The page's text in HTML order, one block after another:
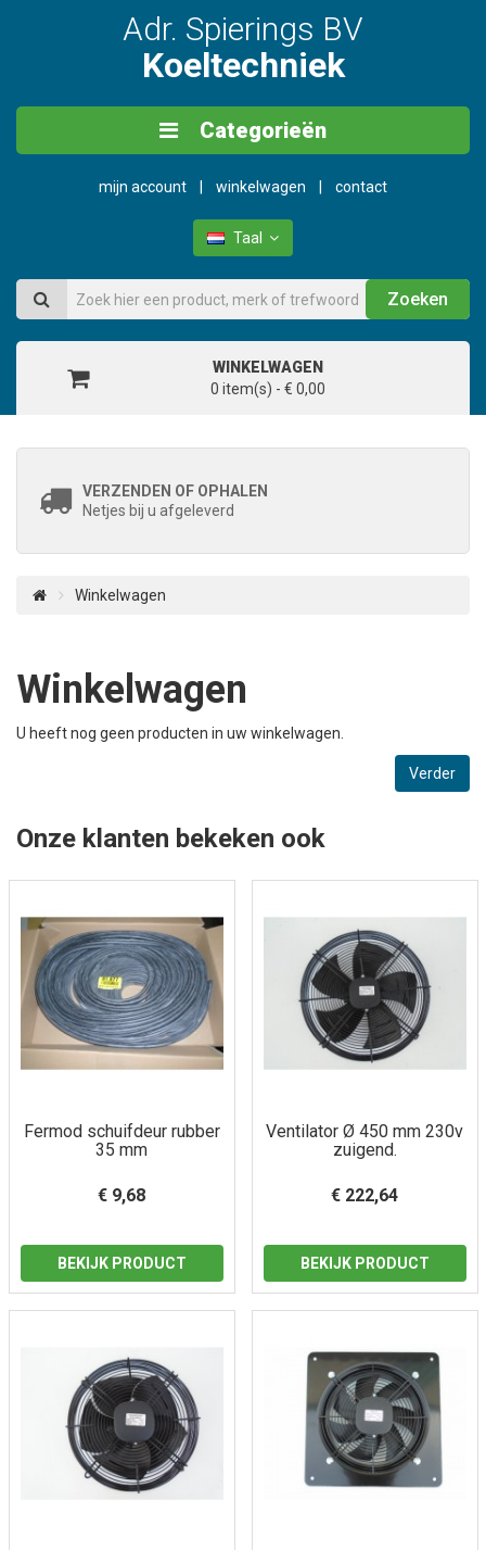
Adr. Spierings BV
Koeltechniek
Categorieën
mijn account winkelwagen contact
Taal
Zoeken
WINKELWAGEN
0 item(s) - € 0,00
VERZENDEN OF OPHALEN
Netjes bij u afgeleverd
Winkelwagen
Winkelwagen
U heeft nog geen producten in uw winkelwagen.
Verder
Onze klanten bekeken ook
Fermod schuifdeur rubber
35 mm
€ 9,68
BEKIJK PRODUCT
Ventilator Ø 450 mm 230v
zuigend.
€ 222,64
BEKIJK PRODUCT